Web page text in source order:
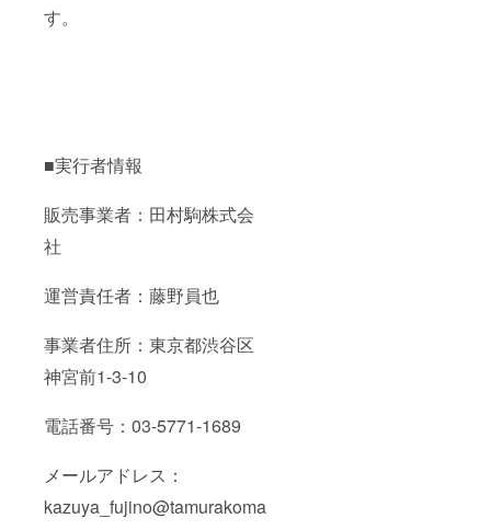
す。
■実行者情報
販売事業者：田村駒株式会
社
運営責任者：藤野員也
事業者住所：東京都渋谷区
神宮前1-3-10
電話番号：03-5771-1689
メールアドレス：
kazuya_fujino@tamurakoma